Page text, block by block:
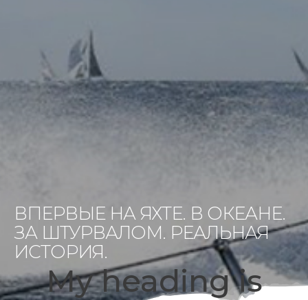
ВПЕРВЫЕ НА ЯХТЕ. В ОКЕАНЕ.
ЗА ШТУРВАЛОМ. РЕАЛЬНАЯ
ИСТОРИЯ.
My heading is